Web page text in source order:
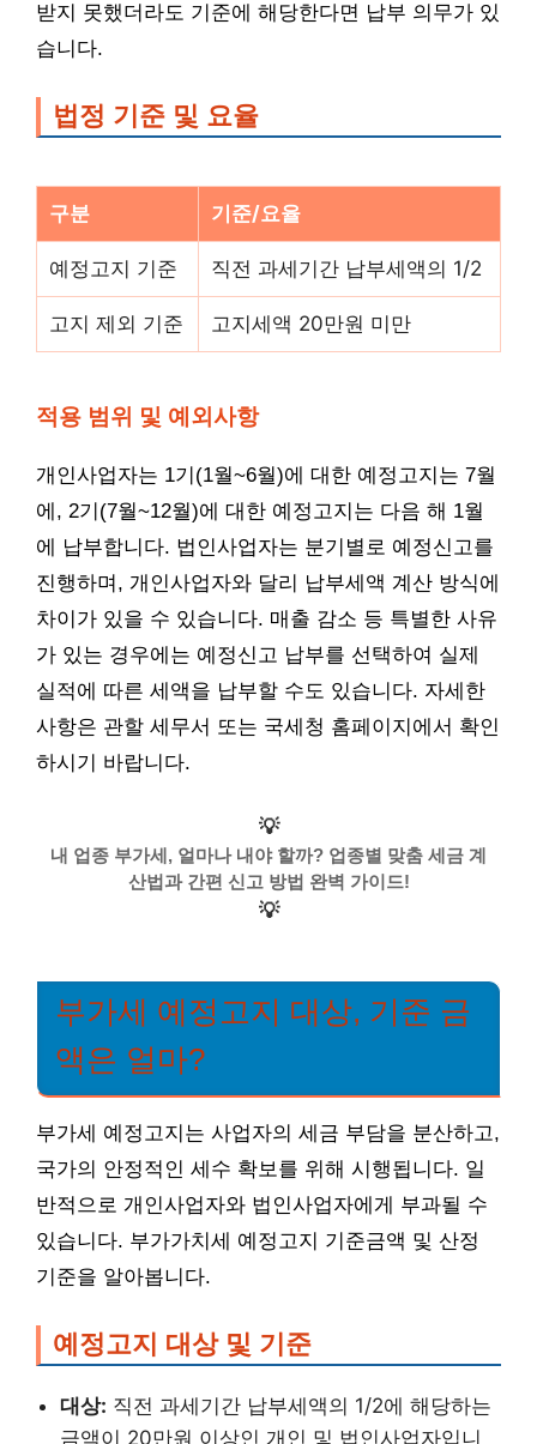
받지 못했더라도 기준에 해당한다면 납부 의무가 있
습니다.
법정 기준 및 요율
구분 기준/요율
예정고지 기준 직전 과세기간 납부세액의 1/2
고지 제외 기준 고지세액 20만원 미만
적용 범위 및 예외사항
개인사업자는 1기(1월~6월)에 대한 예정고지는 7월
에, 2기(7월~12월)에 대한 예정고지는 다음 해 1월
에 납부합니다. 법인사업자는 분기별로 예정신고를
진행하며, 개인사업자와 달리 납부세액 계산 방식에
차이가 있을 수 있습니다. 매출 감소 등 특별한 사유
가 있는 경우에는 예정신고 납부를 선택하여 실제
실적에 따른 세액을 납부할 수도 있습니다. 자세한
사항은 관할 세무서 또는 국세청 홈페이지에서 확인
하시기 바랍니다.
💡
내 업종 부가세, 얼마나 내야 할까? 업종별 맞춤 세금 계
산법과 간편 신고 방법 완벽 가이드!
💡
부가세 예정고지 대상, 기준 금
액은 얼마?
부가세 예정고지는 사업자의 세금 부담을 분산하고,
국가의 안정적인 세수 확보를 위해 시행됩니다. 일
반적으로 개인사업자와 법인사업자에게 부과될 수
있습니다. 부가가치세 예정고지 기준금액 및 산정
기준을 알아봅니다.
예정고지 대상 및 기준
대상: 직전 과세기간 납부세액의 1/2에 해당하는
금액이 20만원 이상인 개인 및 법인사업자입니